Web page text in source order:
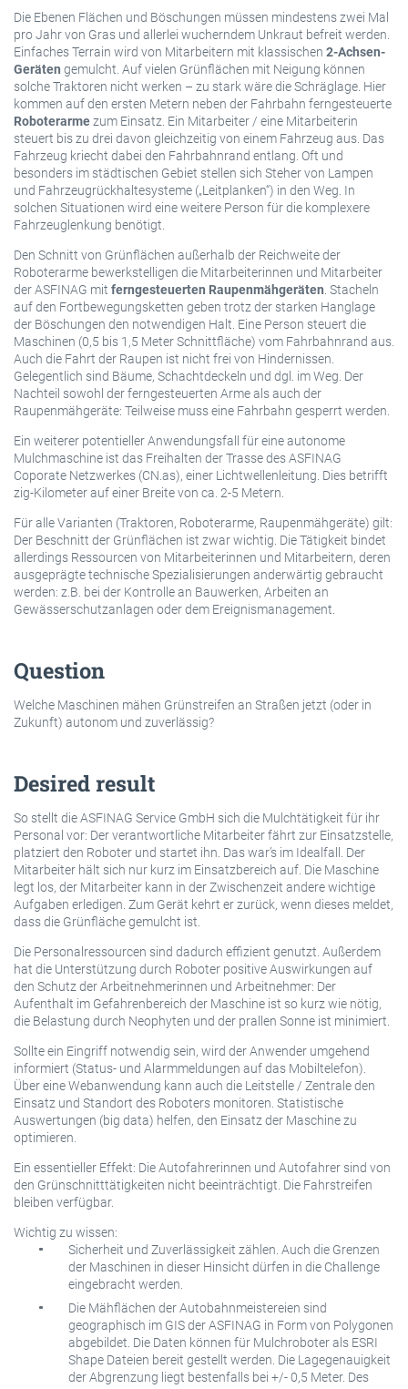
Die Ebenen Flächen und Böschungen müssen mindestens zwei Mal
pro Jahr von Gras und allerlei wucherndem Unkraut befreit werden.
Einfaches Terrain wird von Mitarbeitern mit klassischen 2-Achsen-
Geräten gemulcht. Auf vielen Grünflächen mit Neigung können
solche Traktoren nicht werken – zu stark wäre die Schräglage. Hier
kommen auf den ersten Metern neben der Fahrbahn ferngesteuerte
Roboterarmezum Einsatz. Ein Mitarbeiter / eine Mitarbeiterin
steuert bis zu drei davon gleichzeitig von einem Fahrzeug aus. Das
Fahrzeug kriecht dabei den Fahrbahnrand entlang. Oft und
besonders im städtischen Gebiet stellen sich Steher von Lampen
und Fahrzeugrückhaltesysteme („Leitplanken“) in den Weg. In
solchen Situationen wird eine weitere Person für die komplexere
Fahrzeuglenkung benötigt.
Den Schnitt von Grünflächen außerhalb der Reichweite der
Roboterarme bewerkstelligen die Mitarbeiterinnen und Mitarbeiter
der ASFINAG mit ferngesteuerten Raupenmähgeräten . Stacheln
auf den Fortbewegungsketten geben trotz der starken Hanglage
der Böschungen den notwendigen Halt. Eine Person steuert die
Maschinen (0,5 bis 1,5 Meter Schnittfläche) vom Fahrbahnrand aus.
Auch die Fahrt der Raupen ist nicht frei von Hindernissen.
Gelegentlich sind Bäume, Schachtdeckeln und dgl. im Weg. Der
Nachteil sowohl der ferngesteuerten Arme als auch der
Raupenmähgeräte: Teilweise muss eine Fahrbahn gesperrt werden.
Ein weiterer potentieller Anwendungsfall für eine autonome
Mulchmaschine ist das Freihalten der Trasse des ASFINAG
Coporate Netzwerkes (CN.as), einer Lichtwellenleitung. Dies betrifft
zig-Kilometer auf einer Breite von ca. 2-5 Metern.
Für alle Varianten (Traktoren, Roboterarme, Raupenmähgeräte) gilt:
Der Beschnitt der Grünflächen ist zwar wichtig. Die Tätigkeit bindet
allerdings Ressourcen von Mitarbeiterinnen und Mitarbeitern, deren
ausgeprägte technische Spezialisierungen anderwärtig gebraucht
werden: z.B. bei der Kontrolle an Bauwerken, Arbeiten an
Gewässerschutzanlagen oder dem Ereignismanagement.
Question
Welche Maschinen mähen Grünstreifen an Straßen jetzt (oder in
Zukunft) autonom und zuverlässig?
Desired result
So stellt die ASFINAG Service GmbH sich die Mulchtätigkeit für ihr
Personal vor: Der verantwortliche Mitarbeiter fährt zur Einsatzstelle,
platziert den Roboter und startet ihn. Das war’s im Idealfall. Der
Mitarbeiter hält sich nur kurz im Einsatzbereich auf. Die Maschine
legt los, der Mitarbeiter kann in der Zwischenzeit andere wichtige
Aufgaben erledigen. Zum Gerät kehrt er zurück, wenn dieses meldet,
dass die Grünfläche gemulcht ist.
Die Personalressourcen sind dadurch effizient genutzt. Außerdem
hat die Unterstützung durch Roboter positive Auswirkungen auf
den Schutz der Arbeitnehmerinnen und Arbeitnehmer: Der
Aufenthalt im Gefahrenbereich der Maschine ist so kurz wie nötig,
die Belastung durch Neophyten und der prallen Sonne ist minimiert.
Sollte ein Eingriff notwendig sein, wird der Anwender umgehend
informiert (Status- und Alarmmeldungen auf das Mobiltelefon).
Über eine Webanwendung kann auch die Leitstelle / Zentrale den
Einsatz und Standort des Roboters monitoren. Statistische
Auswertungen (big data) helfen, den Einsatz der Maschine zu
optimieren.
Ein essentieller Effekt: Die Autofahrerinnen und Autofahrer sind von
den Grünschnitttätigkeiten nicht beeinträchtigt. Die Fahrstreifen
bleiben verfügbar.
Wichtig zu wissen:
Sicherheit und Zuverlässigkeit zählen. Auch die Grenzen
der Maschinen in dieser Hinsicht dürfen in die Challenge
eingebracht werden.
Die Mähflächen der Autobahnmeistereien sind
geographisch im GIS der ASFINAG in Form von Polygonen
abgebildet. Die Daten können für Mulchroboter als ESRI
Shape Dateien bereit gestellt werden. Die Lagegenauigkeit
der Abgrenzung liegt bestenfalls bei +/- 0,5 Meter. Des